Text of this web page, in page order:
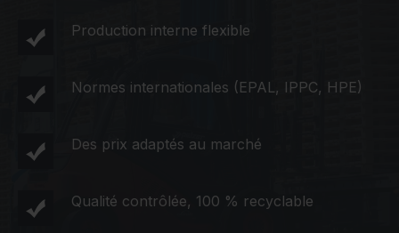
Production interne flexible
Normes internationales (EPAL, IPPC, HPE)
Des prix adaptés au marché
Qualité contrôlée, 100 % recyclable